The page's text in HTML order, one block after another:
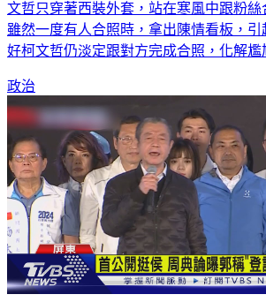
文哲只穿著西裝外套，站在寒風中跟粉絲
雖然一度有人合照時，拿出陳情看板，
好柯文哲仍淡定跟對方完成合照，化解尷
政治